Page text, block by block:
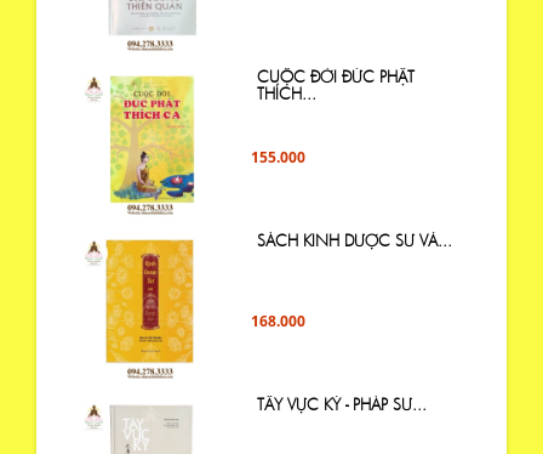
CUỘC ĐỜI ĐỨC PHẬT
THÍCH...
155.000
SÁCH KINH DƯỢC SƯ VÀ...
168.000
TÂY VỰC KÝ - PHÁP SƯ...